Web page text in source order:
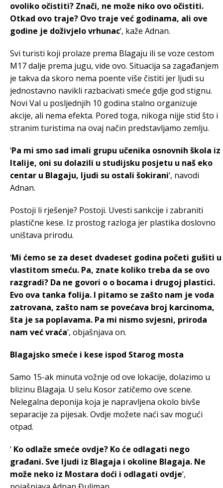
ovoliko očistiti? Znači, ne može niko ovo očistiti.
Otkad ovo traje? Ovo traje već godinama, ali ove
godine je doživjelo vrhunac‘, kaže Adnan.
Svi turisti koji prolaze prema Blagaju ili se voze cestom
M17 dalje prema jugu, vide ovo. Situacija sa zagađanjem
je takva da skoro nema poente više čistiti jer ljudi su
jednostavno navikli razbacivati smeće gdje god stignu.
Novi Val u posljednjih 10 godina stalno organizuje
akcije, ali nema efekta. Pored toga, nikoga nijje stid što i
stranim turistima na ovaj način predstavljamo zemlju.
‘Pa mi smo sad imali grupu učenika osnovnih škola iz
Italije, oni su dolazili u studijsku posjetu u naš eko
centar u Blagaju, ljudi su ostali šokirani‘, navodi
Adnan.
Postoji li rješenje? Postoji. Uvesti sankcije i zabraniti
plastične kese. Iz prostog razloga jer plastika doslovno
uništava prirodu.
‘Mi ćemo se za deset dvadeset godina početi gušiti u
vlastitom smeću. Pa, znate koliko treba da se ovo
razgradi? Da ne govori o o bocama i drugoj plastici.
Evo ova tanka folija. I pitamo se zašto nam je voda
zatrovana, zašto nam se povećava broj karcinoma,
šta je sa poplavama. Pa mi nismo svjesni, priroda
nam već vraća‘, objašnjava on.
Blagajsko smeće i kese ispod Starog mosta
Samo 15-ak minuta vožnje od ove lokacije, dolazimo u
blizinu Blagaja. U selu Kosor zatičemo ove scene.
Nelegalna deponija koja je napravljena okolo bivše
separacije za pijesak. Ovdje možete naći sav mogući
otpad.
‘ Ko odlaže smeće ovdje? Ko će odlagati nego
građani. Sve ljudi iz Blagaja i okoline Blagaja. Ne
može neko iz Mostara doći i odlagati ovdje‘,